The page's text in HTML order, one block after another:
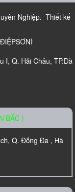
Nghiệp. Thiết kế
)
I, Q. Hải Châu, TP.Đà
BẮC )
Q. Đống Đa , Hà